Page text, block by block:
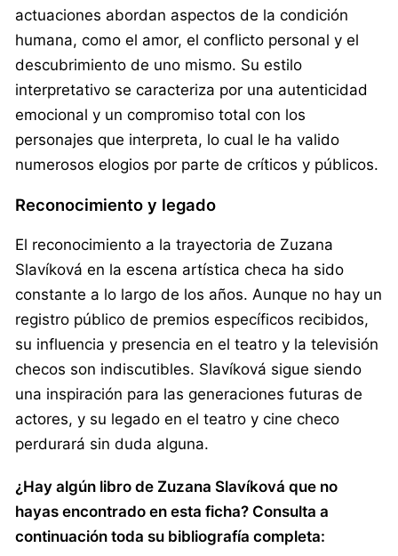
actuaciones abordan aspectos de la condición
humana, como el amor, el conflicto personal y el
descubrimiento de uno mismo. Su estilo
interpretativo se caracteriza por una autenticidad
emocional y un compromiso total con los
personajes que interpreta, lo cual le ha valido
numerosos elogios por parte de críticos y públicos.
Reconocimiento y legado
El reconocimiento a la trayectoria de Zuzana
Slavíková en la escena artística checa ha sido
constante a lo largo de los años. Aunque no hay un
registro público de premios específicos recibidos,
su influencia y presencia en el teatro y la televisión
checos son indiscutibles. Slavíková sigue siendo
una inspiración para las generaciones futuras de
actores, y su legado en el teatro y cine checo
perdurará sin duda alguna.
¿Hay algún libro de Zuzana Slavíková que no
hayas encontrado en esta ficha? Consulta a
continuación toda su bibliografía completa: